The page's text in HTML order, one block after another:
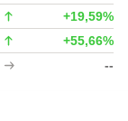
+19,59%
+55,66%
--